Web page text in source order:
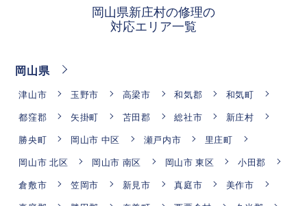
岡山県新庄村の修理の
対応エリア一覧
岡山県
津山市 玉野市 高梁市 和気郡
和気町
都窪郡
矢掛町 苫田郡 総社市
新庄村
勝央町
岡山市 中区 瀬戸内市
里庄町
岡山市 北区
岡山市 南区 岡山市 東区
小田郡
倉敷市
笠岡市 新見市 真庭市
美作市